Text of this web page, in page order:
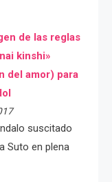
de las reglas
kinshi»
del amor) para
suscitado
Suto en plena